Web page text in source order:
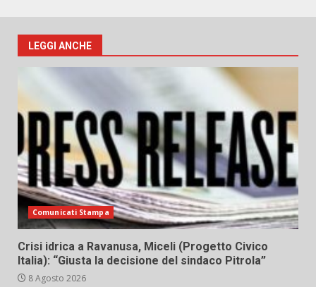
LEGGI ANCHE
Comunicati Stampa
Crisi idrica a Ravanusa, Miceli (Progetto Civico
Italia): “Giusta la decisione del sindaco Pitrola”
8 Agosto 2026